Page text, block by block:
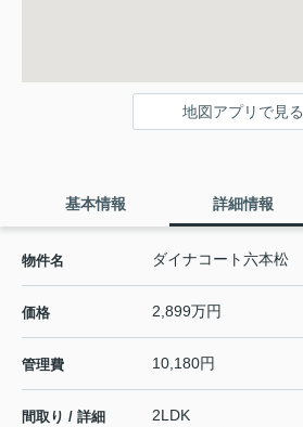
地図アプリで見る
基本情報 詳細情報
物件名 ダイナコート六本松
価格 2,899万円
管理費 10,180円
間取り / 詳細
2LDK